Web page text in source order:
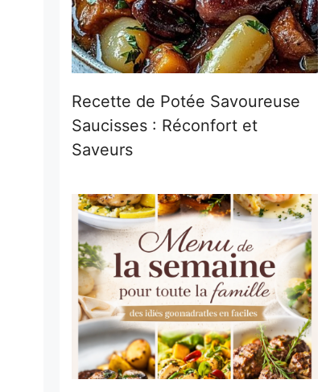
Recette de Potée Savoureuse
Saucisses : Réconfort et
Saveurs